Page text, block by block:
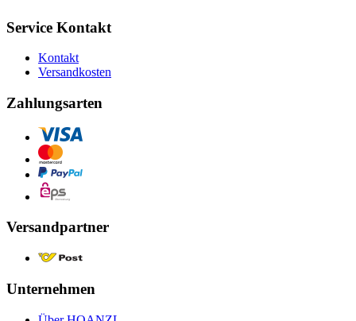
Service Kontakt
Kontakt
Versandkosten
Zahlungsarten
Versandpartner
Unternehmen